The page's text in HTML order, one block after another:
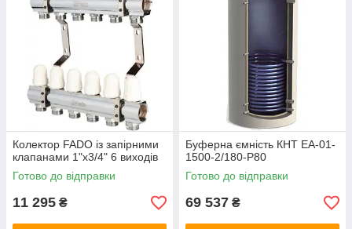
Колектор FADO із запірними
клапанами 1"х3/4" 6 виходів
Готово до відправки
11 295 ₴
Буферна ємність КНТ ЕА-01-
1500-2/180-P80
Готово до відправки
69 537 ₴